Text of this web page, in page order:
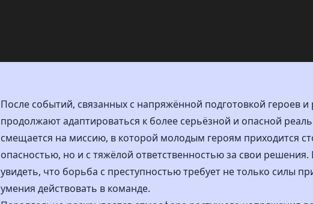
После событий, связанных с напряжённой подготовкой героев и
продолжают адаптироваться к более серьёзной и опасной
смещается на миссию, в которой молодым героям приходится
опасностью, но и с тяжёлой ответственностью за свои
увидеть, что борьба с преступностью требует не только силы
умения действовать в команде.